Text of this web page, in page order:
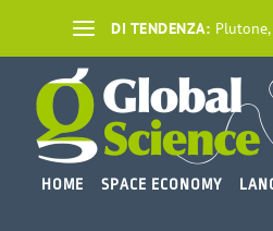
DI TENDENZA:
HOME SPACE ECONOMY